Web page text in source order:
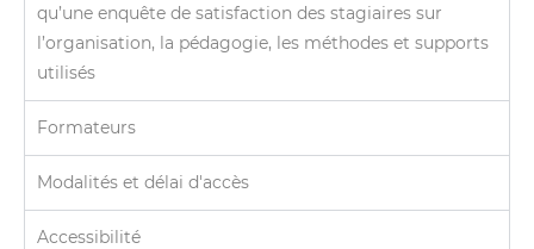
qu’une enquête de satisfaction des stagiaires sur
l’organisation, la pédagogie, les méthodes et supports
utilisés
Formateurs
Modalités et délai d'accès
Accessibilité